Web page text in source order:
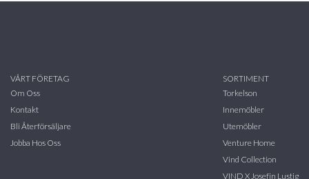
VÅRT FÖRETAG
Om Oss
Kontakt
Bli Återförsäljare
Jobba Hos Oss
SORTIMENT
Torkelson
Innemöbler
Utemöbler
Venture Home
Vind Collection
VIND X Josefin Lustig